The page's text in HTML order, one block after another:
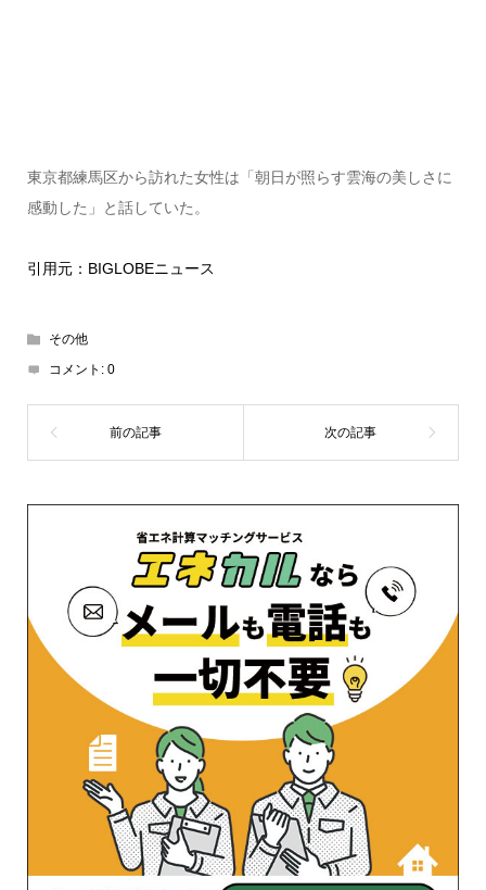
東京都練馬区から訪れた女性は「朝日が照らす雲海の美しさに
感動した」と話していた。
引用元：BIGLOBEニュース
その他
コメント: 0